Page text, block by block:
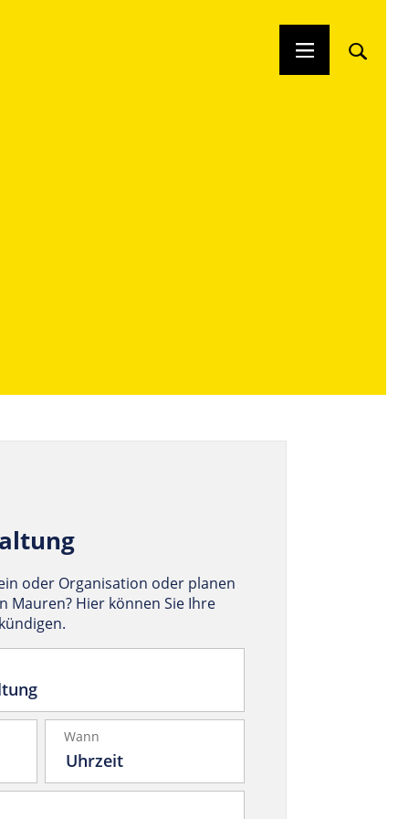
oder Organisation oder planen
Mauren? Hier können Sie Ihre
Wann